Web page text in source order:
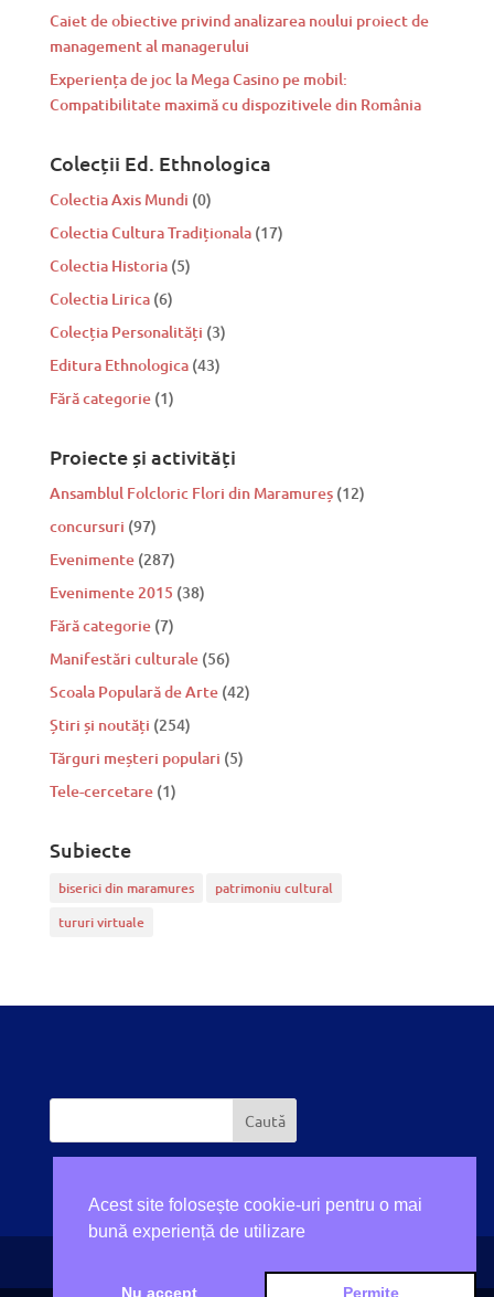
Caiet de obiective privind analizarea noului proiect de
management al managerului
Experiența de joc la Mega Casino pe mobil:
Compatibilitate maximă cu dispozitivele din România
Colecții Ed. Ethnologica
Colectia Axis Mundi (0)
Colectia Cultura Tradiționala (17)
Colectia Historia (5)
Colectia Lirica (6)
Colecția Personalități (3)
Editura Ethnologica (43)
Fără categorie (1)
Proiecte și activități
Ansamblul Folcloric Flori din Maramureș(12)
concursuri (97)
Evenimente(287)
Evenimente 2015 (38)
Fără categorie(7)
Manifestări culturale(56)
Scoala Populară de Arte(42)
Știri și noutăți (254)
Tărguri meșteri populari (5)
Tele-cercetare(1)
Subiecte
biserici din maramures
patrimoniu cultural
tururi virtuale
Acest site folosește cookie-uri pentru o mai
bună experiență de utilizare
Nu accept Permite